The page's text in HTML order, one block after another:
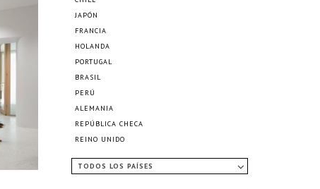
JAPÓN
FRANCIA
HOLANDA
PORTUGAL
BRASIL
PERÚ
ALEMANIA
REPÚBLICA CHECA
REINO UNIDO
TODOS LOS PAÍSES